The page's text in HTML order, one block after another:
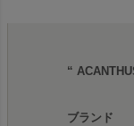
“
ブランド